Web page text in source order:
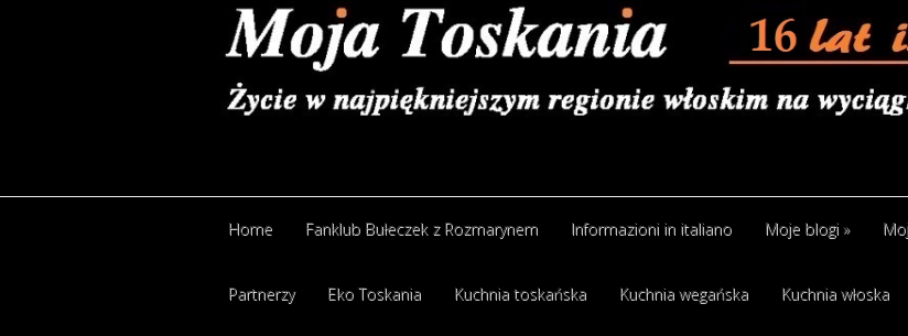
Home Fanklub Bułeczek z Rozmarynem Informazioni in italiano Moje blogi »
Partnerzy Eko Toskania Kuchnia toskańska Kuchnia wegańska Kuchnia włoska